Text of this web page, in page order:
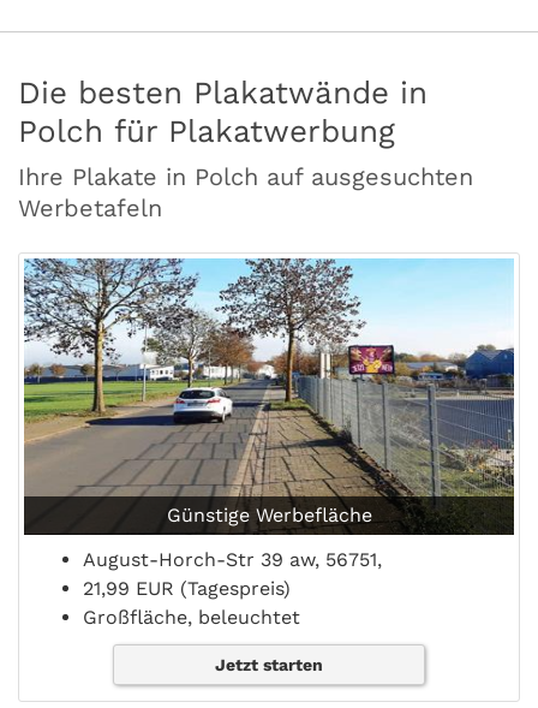
Die besten Plakatwände in
Polch für Plakatwerbung
Ihre Plakate in Polch auf ausgesuchten
Werbetafeln
Günstige Werbefläche
August-Horch-Str 39 aw, 56751,
21,99 EUR (Tagespreis)
Großfläche, beleuchtet
Jetzt starten